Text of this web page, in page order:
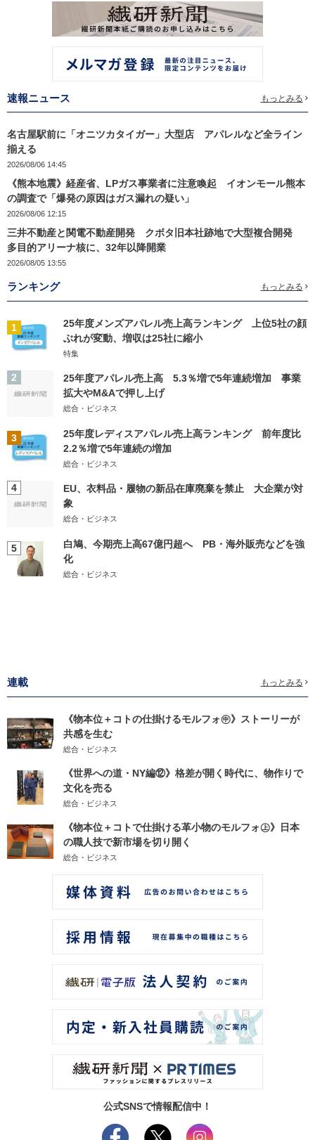
速報ニュース もっとみる
名古屋駅前に「オニツカタイガー」大型店 アパレルなど全ライン
揃える
2026/08/06 14:45
《熊本地震》経産省、LPガス事業者に注意喚起 イオンモール熊本
の調査で「爆発の原因はガス漏れの疑い」
2026/08/06 12:15
三井不動産と関電不動産開発 クボタ旧本社跡地で大型複合開発
多目的アリーナ核に、32年以降開業
2026/08/05 13:55
ランキング もっとみる
1
25年度メンズアパレル売上高ランキング 上位5社の顔
ぶれが変動、増収は25社に縮小
特集
2
25年度アパレル売上高 5.3％増で5年連続増加 事業
拡大やM&Aで押し上げ
総合・ビジネス
3
25年度レディスアパレル売上高ランキング 前年度比
2.2％増で5年連続の増加
総合・ビジネス
4
EU、衣料品・履物の新品在庫廃棄を禁止 大企業が対
象
総合・ビジネス
5
白鳩、今期売上高67億円超へ PB・海外販売などを強
化
総合・ビジネス
連載 もっとみる
《物本位＋コトの仕掛けるモルフォ㊥》ストーリーが
共感を生む
総合・ビジネス
《世界への道・NY編⑫》格差が開く時代に、物作りで
文化を売る
総合・ビジネス
《物本位＋コトで仕掛ける革小物のモルフォ㊤》日本
の職人技で新市場を切り開く
総合・ビジネス
公式SNSで情報配信中！